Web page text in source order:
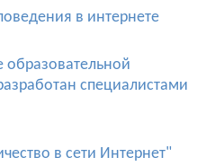
в интернете
образовательной
специалистами
в сети Интернет"